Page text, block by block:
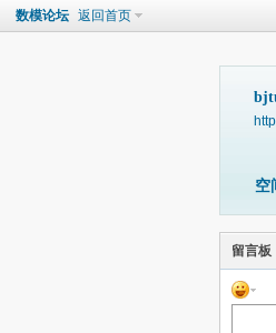
数模论坛 返回首页
空
留言板